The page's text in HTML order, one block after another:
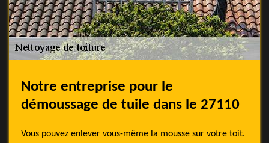
Notre entreprise pour le
démoussage de tuile dans le 27110
Vous pouvez enlever vous-même la mousse sur votre toit.